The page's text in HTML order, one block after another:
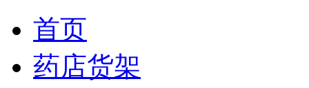
首页
药店货架